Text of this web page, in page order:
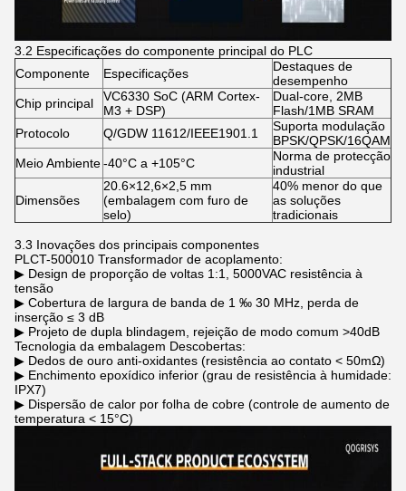
3.2 Especificações do componente principal do PLC
Componente
Especificações
Destaques de
desempenho
Chip principal
VC6330 SoC (ARM Cortex-
M3 + DSP)
Dual-core, 2MB
Flash/1MB SRAM
Protocolo
Q/GDW 11612/IEEE1901.1
Suporta modulação
BPSK/QPSK/16QAM
Meio Ambiente-40°C a +105°C
Norma de protecção
industrial
Dimensões
20.6×12,6×2,5 mm
(embalagem com furo de
selo)
40% menor do que
as soluções
tradicionais
3.3 Inovações dos principais componentes
PLCT-500010 Transformador de acoplamento:
▶ Design de proporção de voltas 1:1, 5000VAC resistência à
tensão
▶ Cobertura de largura de banda de 1 ‰ 30 MHz, perda de
inserção ≤ 3 dB
▶ Projeto de dupla blindagem, rejeição de modo comum >40dB
Tecnologia da embalagem Descobertas:
▶ Dedos de ouro anti-oxidantes (resistência ao contato < 50mΩ)
▶ Enchimento epoxídico inferior (grau de resistência à humidade:
IPX7)
▶ Dispersão de calor por folha de cobre (controle de aumento de
temperatura < 15°C)